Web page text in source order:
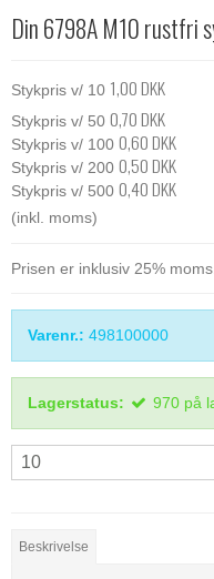
Din 6798A M10 rustfri
Stykpris v/ 10 1,00 DKK
Stykpris v/ 50 0,70 DKK
Stykpris v/ 100 0,60 DKK
Stykpris v/ 200 0,50 DKK
Stykpris v/ 500 0,40 DKK
(inkl. moms)
Prisen er inklusiv 25% moms.
Varenr.: 498100000
Lagerstatus: 970 på
Beskrivelse